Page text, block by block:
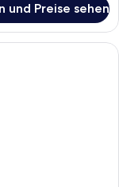
und Preise sehen
Hotelzimmer mit